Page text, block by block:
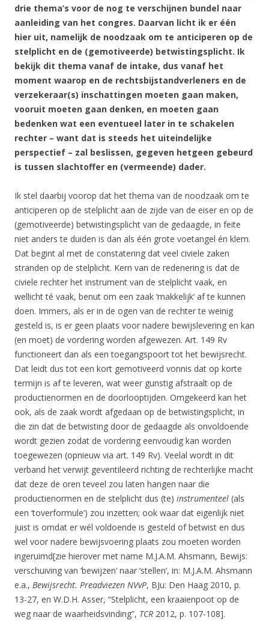
drie thema’s voor de nog te verschijnen bundel naar
aanleiding van het congres. Daarvan licht ik er één
hier uit, namelijk de noodzaak om te anticiperen op de
stelplicht en de (gemotiveerde) betwistingsplicht. Ik
bekijk dit thema vanaf de intake, dus vanaf het
moment waarop en de rechtsbijstandverleners en de
verzekeraar(s) inschattingen moeten gaan maken,
vooruit moeten gaan denken, en moeten gaan
bedenken wat een eventueel later in te schakelen
rechter – want dat is steeds het uiteindelijke
perspectief – zal beslissen, gegeven hetgeen gebeurd
is tussen slachtoffer en (vermeende) dader.
Ik stel daarbij voorop dat het thema van de noodzaak om te
anticiperen op de stelplicht aan de zijde van de eiser en op de
(gemotiveerde) betwistingsplicht van de gedaagde, in feite
niet anders te duiden is dan als één grote voetangel én klem.
Dat begint al met de constatering dat veel civiele zaken
stranden op de stelplicht. Kern van de redenering is dat de
civiele rechter het instrument van de stelplicht vaak, en
wellicht té vaak, benut om een zaak ‘makkelijk’ af te kunnen
doen. Immers, als er in de ogen van de rechter te weinig
gesteld is, is er geen plaats voor nadere bewijslevering en kan
(en moet) de vordering worden afgewezen. Art. 149 Rv
functioneert dan als een toegangspoort tot het bewijsrecht.
Dat leidt dus tot een kort gemotiveerd vonnis dat op korte
termijn is af te leveren, wat weer gunstig afstraalt op de
productienormen en de doorlooptijden. Omgekeerd kan het
ook, als de zaak wordt afgedaan op de betwistingsplicht, in
die zin dat de betwisting door de gedaagde als onvoldoende
wordt gezien zodat de vordering eenvoudig kan worden
toegewezen (opnieuw via art. 149 Rv). Veelal wordt in dit
verband het verwijt geventileerd richting de rechterlijke macht
dat deze de oren teveel zou laten hangen naar die
productienormen en de stelplicht dus (te) instrumenteel (als
een ‘toverformule’) zou inzetten; ook waar dat eigenlijk niet
juist is omdat er wél voldoende is gesteld of betwist en dus
wel voor nadere bewijsvoering plaats zou moeten worden
ingeruimd[zie hierover met name M.J.A.M. Ahsmann, Bewijs:
verschuiving van ‘bewijzen’ naar ‘stellen’, in: M.J.A.M. Ahsmann
e.a., Bewijsrecht. Preadviezen NVvP, BJu: Den Haag 2010, p.
13-27, en W.D.H. Asser, “Stelplicht, een kraaienpoot op de
weg naar de waarheidsvinding”, TCR 2012, p. 107-108].